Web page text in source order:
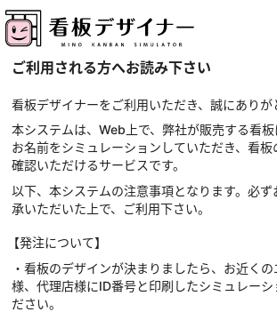
ご利用される方へお読み下さい
看板デザイナーをご利用いただき、誠にありが
本システムは、Web上で、弊社が販売する看
お名前をシミュレーションしていただき、看
確認いただけるサービスです。
以下、本システムの注意事項となります。必ず
承いただいた上で、ご利用下さい。
【発注について】
・看板のデザインが決まりましたら、お近く
様、代理店様にID番号と印刷したシミュレーシ
ださい。